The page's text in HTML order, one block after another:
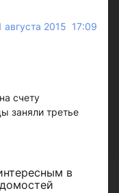
августа 2015 17:09
счету
заняли третье
в